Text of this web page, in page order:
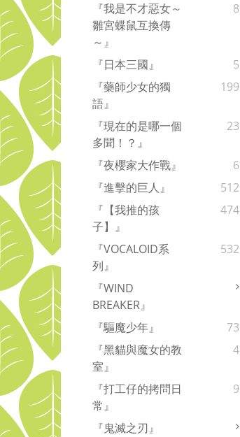
『我是不才惡女～
雛宮蝶鼠互換傳
～』
8
『日本三國』
5
『藥師少女的獨
語』
199
『現在的是哪一個
多聞！？』
23
『夜櫻家大作戰』
6
『進擊的巨人』
512
『【我推的孩
子】』
474
『VOCALOID系
列』
532
『WIND
BREAKER』
『驅魔少年』
73
『黑貓與魔女的教
室』
4
『打工仔的拷問日
常』
9
『鬼滅之刃』